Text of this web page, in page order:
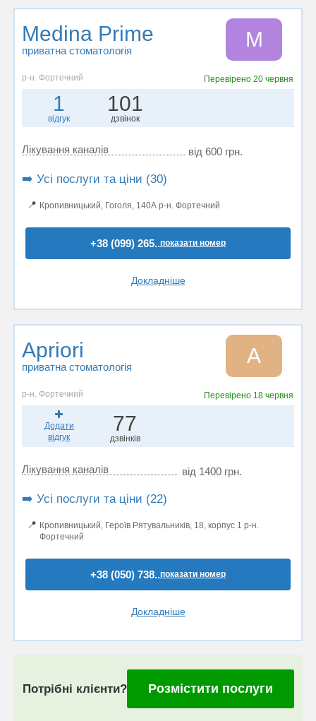
Medina Prime
приватна стоматологія M
р-н. Фортечний Перевірено20 червня
1
відгук
101
дзвінок
Лікування каналів від 600 грн.
➡️ Усі послуги та ціни (30)
📍 Кропивницький, Гоголя, 140А р-н. Фортечний
+38 (099) 265..показати номер
Докладніше
Apriori
приватна стоматологія A
р-н. Фортечний Перевірено 18 червня
Додати
відгук
77
дзвінків
Лікування каналів від 1400 грн.
➡️ Усі послуги та ціни (22)
📍 Кропивницький, Героїв Рятувальників, 18, корпус 1 р-н.
Фортечний
+38 (050) 738..показати номер
Докладніше
Потрібні клієнти? Розмістити послуги